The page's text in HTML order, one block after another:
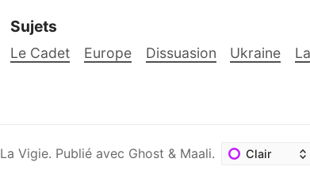
Sujets
Le Cadet Europe Dissuasion Ukraine
La Vigie. Publié avec Ghost & Maali.